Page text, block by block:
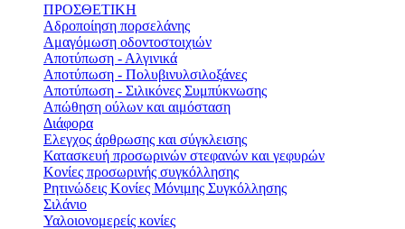
ΠΡΟΣΘΕΤΙΚΗ
Αδροποίηση πορσελάνης
Αμαγόμωση οδοντοστοιχιών
Αποτύπωση - Αλγινικά
Αποτύπωση - Πολυβινυλσιλοξάνες
Αποτύπωση - Σιλικόνες Συμπύκνωσης
Απώθηση ούλων και αιμόσταση
Διάφορα
Ελεγχος άρθρωσης και σύγκλεισης
Κατασκευή προσωρινών στεφανών και γεφυρών
Κονίες προσωρινής συγκόλλησης
Ρητινώδεις Κονίες Μόνιμης Συγκόλλησης
Σιλάνιο
Υαλοιονομερείς κονίες